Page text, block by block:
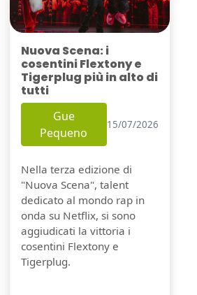
Nuova Scena: i
cosentini Flextony e
Tigerplug più in alto di
tutti
Gue
Pequeno
15/07/2026
Nella terza edizione di
"Nuova Scena", talent
dedicato al mondo rap in
onda su Netflix, si sono
aggiudicati la vittoria i
cosentini Flextony e
Tigerplug.